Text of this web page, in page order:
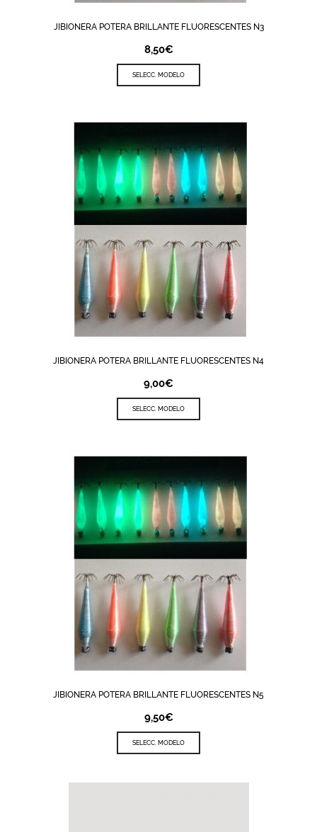
JIBIONERA POTERA BRILLANTE FLUORESCENTES N3
8,50€
SELECC. MODELO
JIBIONERA POTERA BRILLANTE FLUORESCENTES N4
9,00€
SELECC. MODELO
JIBIONERA POTERA BRILLANTE FLUORESCENTES N5
9,50€
SELECC. MODELO